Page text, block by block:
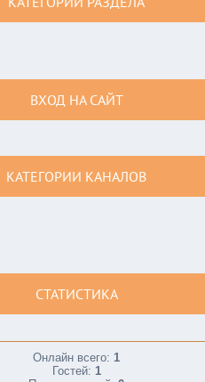
ВХОД НА САЙТ
КАТЕГОРИИ КАНАЛОВ
СТАТИСТИКА
Онлайн всего: 1
Гостей: 1